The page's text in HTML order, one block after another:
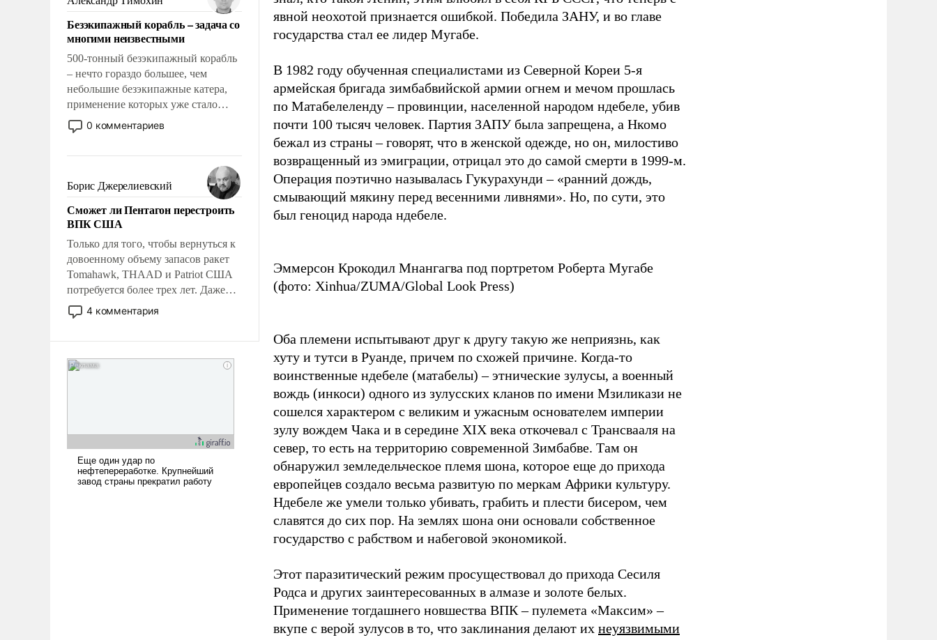
адаптироваться.
Безэкипажный корабль – задача со
многими неизвестными
500-тонный безэкипажный корабль
– нечто гораздо большее, чем
небольшие безэкипажные катера,
применение которых уже стало
обыденностью. Задача по созданию
такого корабля очень сложна и
реализация радикально поднимет
наши боевые возможности.
0 комментариев
Борис Джерелиевский
Сможет ли Пентагон перестроить
ВПК США
Только для того, чтобы вернуться к
довоенному объему запасов ракет
Tomahawk, THAAD и Patriot США
потребуется более трех лет. Даже
небольшая война с Ираном
опустошила американские
уязвимости США, например, перед
4 комментария
явной неохотой признается ошибкой. Победила ЗАНУ, и во главе
государства стал ее лидер Мугабе.
В 1982 году обученная специалистами из Северной Кореи 5-я
армейская бригада зимбабвийской армии огнем и мечом прошлась
по Матабелеленду – провинции, населенной народом ндебеле, убив
почти 100 тысяч человек. Партия ЗАПУ была запрещена, а Нкомо
бежал из страны – говорят, что в женской одежде, но он, милостиво
возвращенный из эмиграции, отрицал это до самой смерти в 1999-м.
Операция поэтично называлась Гукурахунди – «ранний дождь,
смывающий мякину перед весенними ливнями». Но, по сути, это
был геноцид народа ндебеле.
Эммерсон Крокодил Мнангагва под портретом Роберта Мугабе
(фото: Xinhua/ZUMA/Global Look Press)
Оба племени испытывают друг к другу такую же неприязнь, как
хуту и тутси в Руанде, причем по схожей причине. Когда-то
воинственные ндебеле (матабелы) – этнические зулусы, а военный
вождь (инкоси) одного из зулусских кланов по имени Мзиликази не
сошелся характером с великим и ужасным основателем империи
зулу вождем Чака и в середине XIX века откочевал с Трансвааля на
север, то есть на территорию современной Зимбабве. Там он
обнаружил земледельческое племя шона, которое еще до прихода
европейцев создало весьма развитую по меркам Африки культуру.
Ндебеле же умели только убивать, грабить и плести бисером, чем
славятся до сих пор. На землях шона они основали собственное
государство с рабством и набеговой экономикой.
Этот паразитический режим просуществовал до прихода Сесиля
Родса и других заинтересованных в алмазе и золоте белых.
Применение тогдашнего новшества ВПК – пулемета «Максим» –
вкупе с верой зулусов в то, что заклинания делают их неуязвимыми